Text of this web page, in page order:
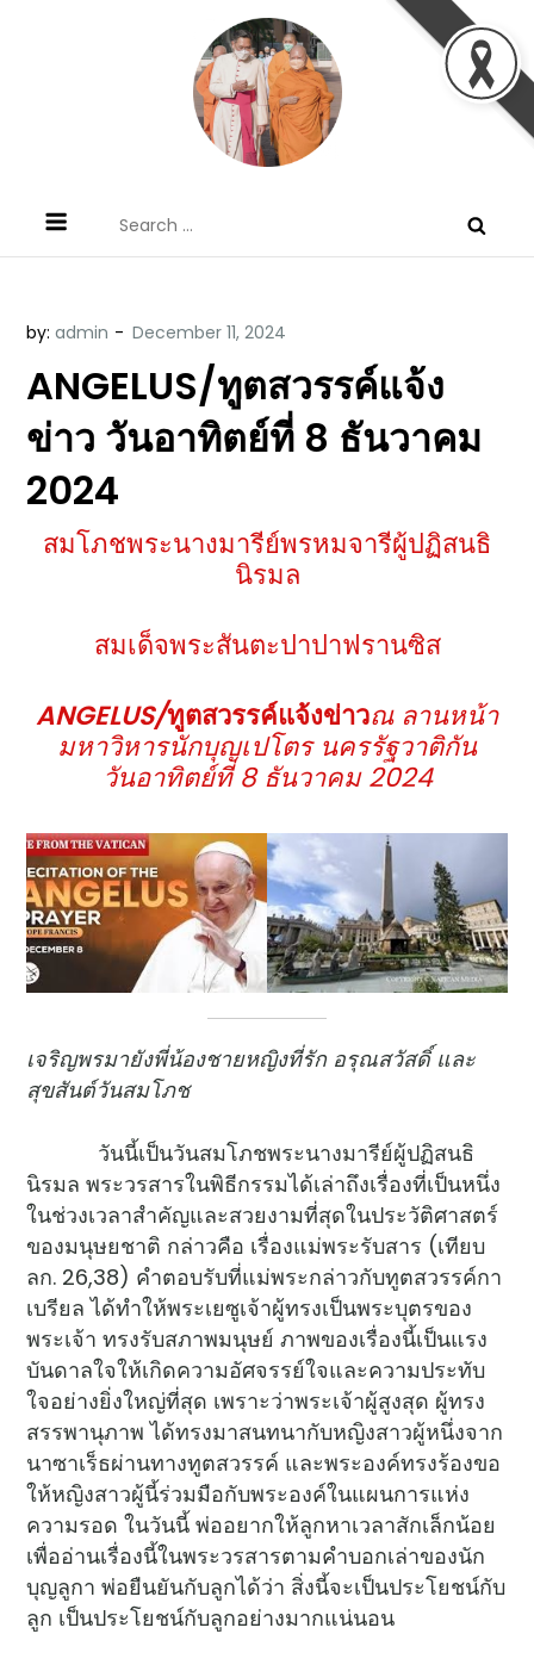
ประทานพระพรแก่พวกท่านท้งหลายเทอญ
for:
by:admin
ANGELUS/ทูตสวรรค์แจ้ง
ข่าว วันอาทิตย์ที่ 8 ธันวาคม
2024
สมโภชพระนางมารีย์พรหมจารีผู้ปฏิสนธิ
นิรมล
สมเด็จพระสันตะปาปาฟรานซิส
ANGELUS/ทูตสวรรค์แจ้งข่าวณ ลานหน้า
มหาวิหารนักบุญเปโตร นครรัฐวาติกัน
วันอาทิตย์ที่ 8 ธันวาคม 2024
เจริญพรมายังพี่น้องชายหญิงที่รัก อรุณสวัสดิ์ และ
สุขสันต์วันสมโภช
วันนี้เป็นวันสมโภชพระนางมารีย์ผู้ปฏิสนธิ
นิรมล พระวรสารในพิธีกรรมได้เล่าถึงเรื่องที่เป็นหนึ่ง
ในช่วงเวลาสำคัญและสวยงามที่สุดในประวัติศาสตร์
ของมนุษยชาติ กล่าวคือ เรื่องแม่พระรับสาร (เทียบ
ลก. 26,38) คำตอบรับที่แม่พระกล่าวกับทูตสวรรค์กา
เบรียล ได้ทำให้พระเยซูเจ้าผู้ทรงเป็นพระบุตรของ
พระเจ้า ทรงรับสภาพมนุษย์ ภาพของเรื่องนี้เป็นแรง
บันดาลใจให้เกิดความอัศจรรย์ใจและความประทับ
ใจอย่างยิ่งใหญ่ที่สุด เพราะว่าพระเจ้าผู้สูงสุด ผู้ทรง
สรรพานุภาพ ได้ทรงมาสนทนากับหญิงสาวผู้หนึ่งจาก
นาซาเร็ธผ่านทางทูตสวรรค์ และพระองค์ทรงร้องขอ
ให้หญิงสาวผู้นี้ร่วมมือกับพระองค์ในแผนการแห่ง
ความรอด ในวันนี้ พ่ออยากให้ลูกหาเวลาสักเล็กน้อย
เพื่ออ่านเรื่องนี้ในพระวรสารตามคำบอกเล่าของนัก
บุญลูกา พ่อยืนยันกับลูกได้ว่า สิ่งนี้จะเป็นประโยชน์กับ
ลูก เป็นประโยชน์กับลูกอย่างมากแน่นอน